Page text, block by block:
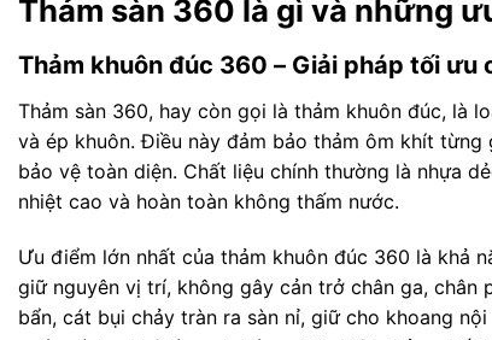
Thảm sàn 360 là gì và những
Thảm khuôn đúc 360 – Giải pháp tối ưu
Thảm sàn 360, hay còn gọi là thảm khuôn đúc, là
và ép khuôn. Điều này đảm bảo thảm ôm khít
bảo vệ toàn diện. Chất liệu chính thường là nhựa
nhiệt cao và hoàn toàn không thấm nước.
Ưu điểm lớn nhất của thảm khuôn đúc 360 là khả
giữ nguyên vị trí, không gây cản trở chân ga,
bẩn, cát bụi chảy tràn ra sàn nỉ, giữ cho khoang